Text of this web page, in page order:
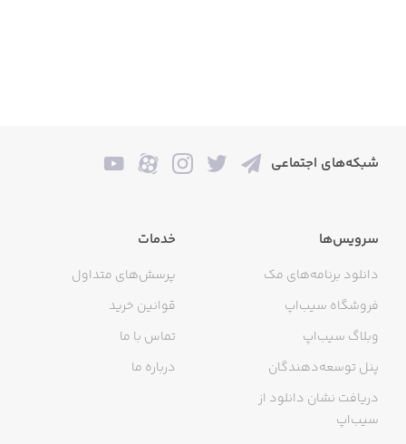
شبکه‌های اجتماعی
سرویس‌ها
دانلود برنامه‌های مک
فروشگاه سیب‌اپ
وبلاگ سیب‌اپ
پنل توسعه‌دهندگان
دریافت نشان دانلود از
سیب‌اپ
خدمات
پرسش‌های متداول
قوانین خرید
تماس با ما
درباره ما